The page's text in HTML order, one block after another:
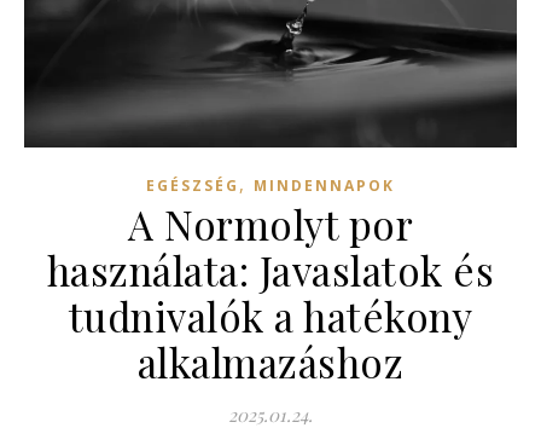
EGÉSZSÉG , MINDENNAPOK
A Normolyt por
használata: Javaslatok és
tudnivalók a hatékony
alkalmazáshoz
2025.01.24.